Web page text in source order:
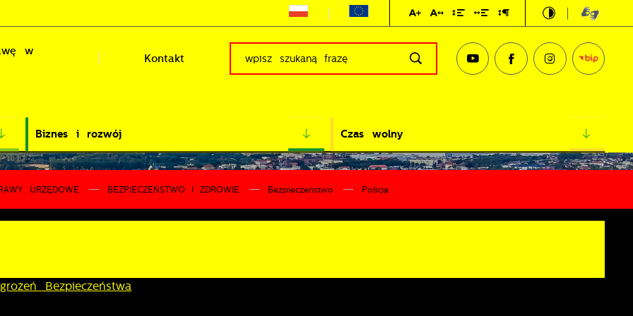
w
Kontakt
Biznes i rozwój Czas wolny
URZĘDOWE BEZPIECZEŃSTWO I ZDROWIE Bezpieczeństwo Policja
Bezpieczeństwa